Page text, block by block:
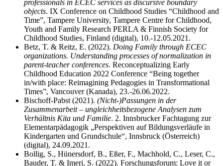
professionals in ECEC services as discursive boundary
objects. IX Conference on Childhood Studies “Childhood and
Time”, Tampere University, Tampere Centre for Childhood,
Youth and Family Research PERLA & Finnish Society for
Childhood Studies, Finland (digital), 10.-12.05.2021.
Betz, T. & Reitz, E. (2022). Doing Family through ECEC
organizations. Understanding processes of normalization in
parent-teacher conferences. Reconceptualizing Early
Childhood Education 2022 Conference “Being together
in/with place: Reimagining Pedagogies in Transformational
Times”, Vancouver (Kanada), 23.-26.06.2022.
Bischoff-Pabst (2021). (Nicht-)Passungen in der
Zusammenarbeit – ungleichheitsbezogene Analysen zum
Verhältnis Kita und Familie. 2. Innsbrucker Fachtagung zur
Elementarpädagogik „Perspektiven auf Bildungsverläufe in
Kindergarten und Grundschule“, Innsbruck (Österreich)
(digital), 24.09.2021.
Bollig, S., Hünersdorf, B., Eßer, F., Machhold, C., Leser, C.,
Bauder, T. & Imeri, S. (2022). Forschungsforum: Love it or